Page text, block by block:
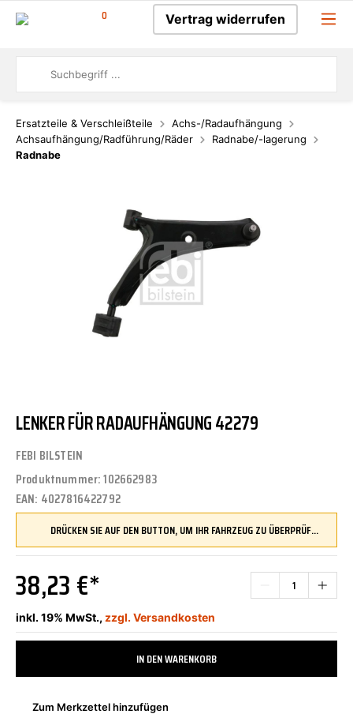
0 Vertrag widerrufen
Ersatzteile & Verschleißteile
Achs-/Radaufhängung
Achsaufhängung/Radführung/Räder
Radnabe/-lagerung
Radnabe
LENKER FÜR RADAUFHÄNGUNG 42279
FEBI BILSTEIN
Produktnummer:102662983
EAN: 4027816422792
DRÜCKEN SIE AUF DEN BUTTON, UM IHR FAHRZEUG ZU ÜBERPRÜFEN UND SICHERZUSTELLEN, DASS DIESES TEIL KOMPATIBEL IST, BEVOR SIE ES BESTELLEN
38,23 €*
inkl. 19% MwSt., zzgl. Versandkosten
IN DEN WARENKORB
Zum Merkzettel hinzufügen